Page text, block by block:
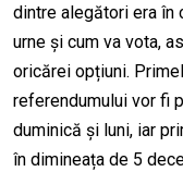
dintre alegători era în
urne și cum va vota,
oricărei opțiuni.
referendumului vor fi
duminică și luni, iar
în dimineața de 5